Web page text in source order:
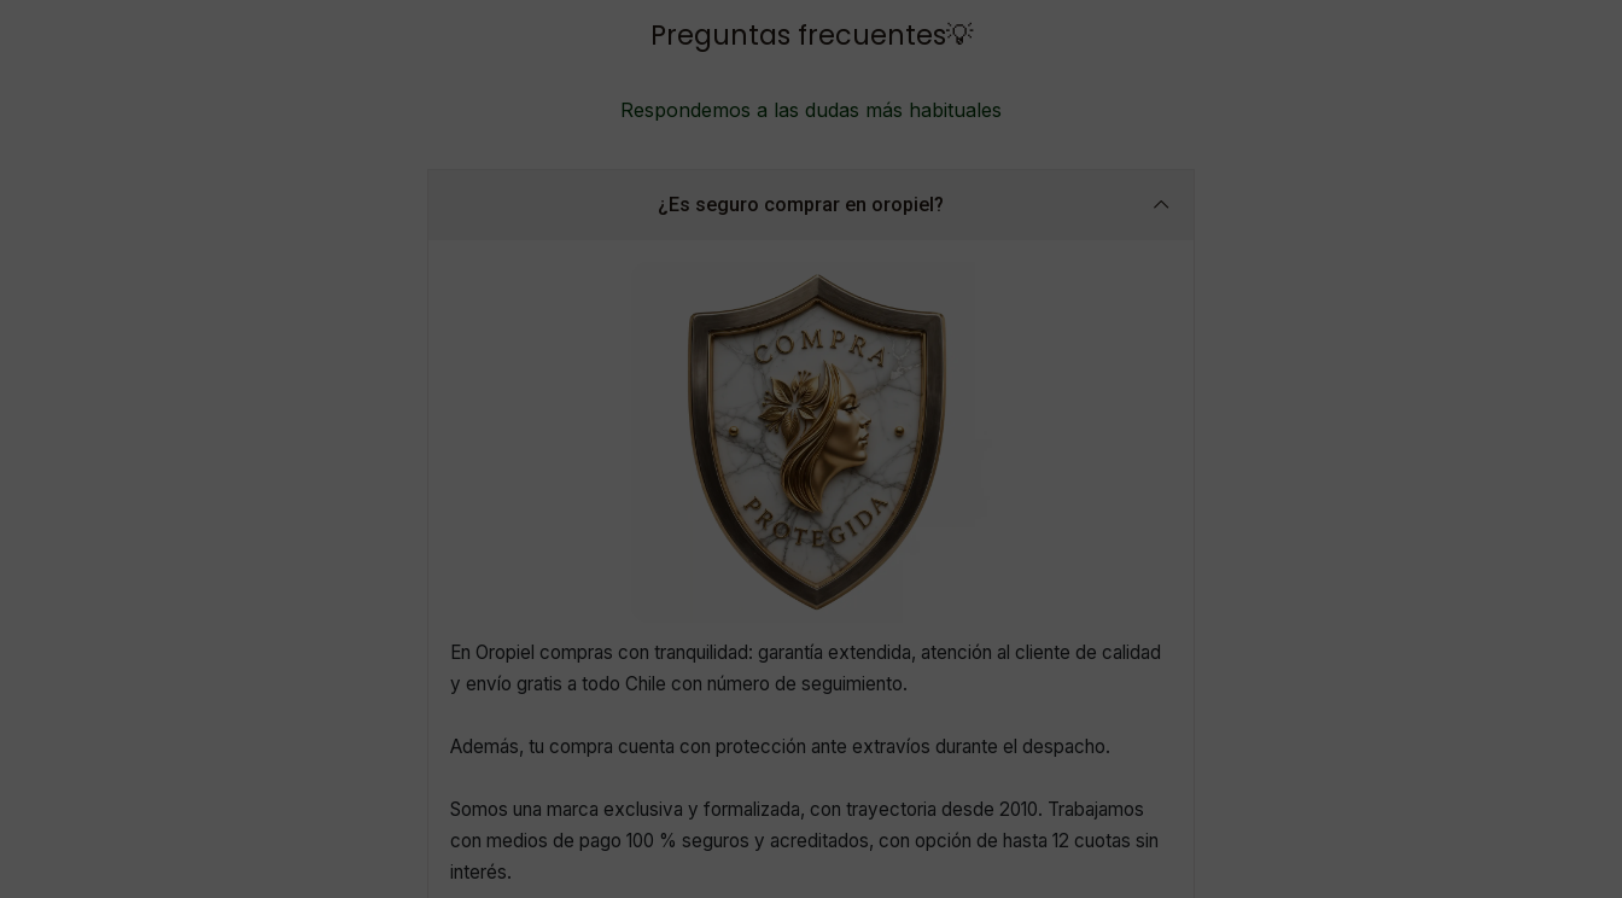
Preguntas frecuentes💡
Respondemos a las dudas más habituales
¿Es seguro comprar en oropiel?
En Oropiel compras con tranquilidad: garantía extendida, atención al cliente de calidad
y envío gratis a todo Chile con número de seguimiento.
Además, tu compra cuenta con protección ante extravíos durante el despacho.
Somos una marca exclusiva y formalizada, con trayectoria desde 2010. Trabajamos
con medios de pago 100 % seguros y acreditados, con opción de hasta 12 cuotas sin
interés.